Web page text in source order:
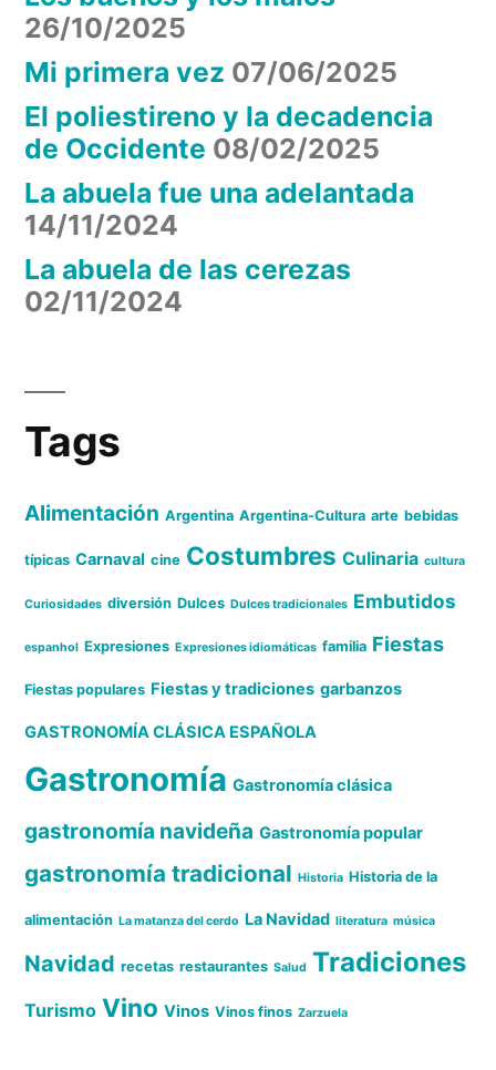
26/10/2025
Mi primera vez 07/06/2025
El poliestireno y la decadencia
de Occidente 08/02/2025
La abuela fue una adelantada
14/11/2024
La abuela de las cerezas
02/11/2024
Tags
Alimentación Argentina Argentina-Cultura arte bebidas
típicas Carnaval cine Costumbres Culinaria cultura
Curiosidades diversión Dulces Dulces tradicionales Embutidos
espanhol Expresiones Expresiones idiomáticas familia Fiestas
Fiestas populares Fiestas y tradiciones garbanzos
GASTRONOMÍA CLÁSICA ESPAÑOLA
Gastronomía Gastronomía clásica
gastronomía navideña Gastronomía popular
gastronomía tradicional Historia Historia de la
alimentación La matanza del cerdo La Navidad literatura música
Navidad recetas restaurantes Salud Tradiciones
Turismo Vino Vinos Vinos finos Zarzuela